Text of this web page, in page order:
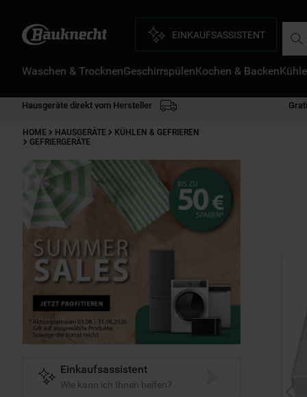
EINKAUFSASSISTENT
Waschen & TrocknenGeschirrspülenKochen & Backen
Hausgeräte direkt vom Hersteller
HOME HAUSGERÄTE
KÜHLEN & GEFRIEREN
GEFRIERGERÄTE
Einkaufsassistent
Wie kann ich Ihnen helfen?